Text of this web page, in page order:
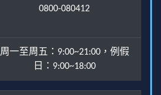
0800-080412
周一至周五：9:00~21:00，例假
日：9:00~18:00